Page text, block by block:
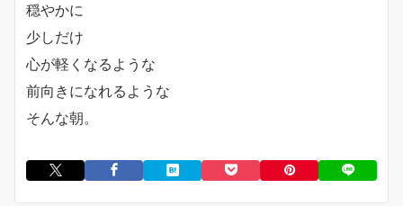
穏やかに
少しだけ
心が軽くなるような
前向きになれるような
そんな朝。